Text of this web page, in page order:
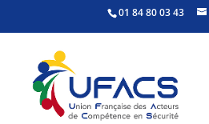
01 84 80 03 43